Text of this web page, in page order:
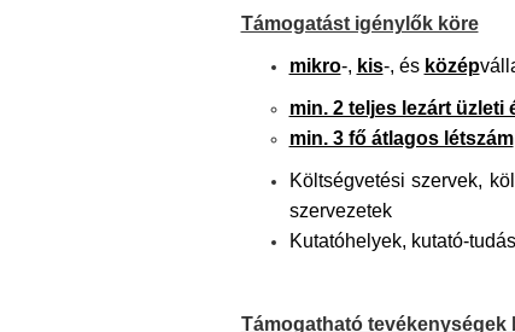
Támogatást igénylők köre
mikro-, kis-, és közép
min. 2 teljes lezárt üzleti
min. 3 fő átlagos létszám
Költségvetési szervek,
szervezetek
Kutatóhelyek, kutató-
Támogatható tevékenységek